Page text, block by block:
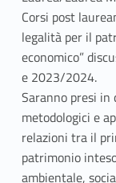
o
o
k
er
Corsi post
legalità per il
economico”
e 2023/2024.
Saranno presi in
metodologici e
relazioni tra il
patrimonio
ambientale,